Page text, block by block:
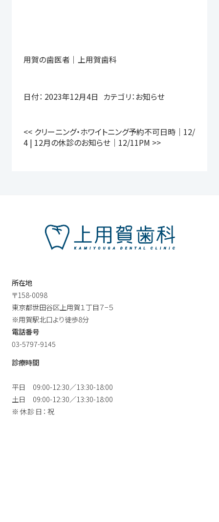
用賀の歯医者｜上用賀歯科
日付： 2023年12月4日 カテゴリ：お知らせ
<<クリーニング・ホワイトニング予約不可日時｜12/
4| 12月の休診のお知らせ｜12/11PM >>
所在地
〒158-0098
東京都世田谷区上用賀１丁目７−５
※用賀駅北口より徒歩8分
電話番号
03-5797-9145
診療時間
平日
09:00-12:30／13:30-18:00
土日
09:00-12:30／13:30-18:00
※休診日：祝